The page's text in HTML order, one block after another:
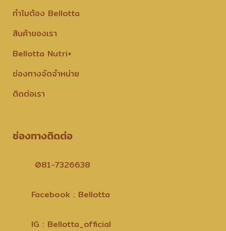
ทำไมต้อง Bellotta
สินค้าของเรา
Bellotta Nutri+
ช่องทางจัดจำหน่าย
ติดต่อเรา
ช่องทางติดต่อ
081-7326638
Facebook : Bellotta
IG : Bellotta_official